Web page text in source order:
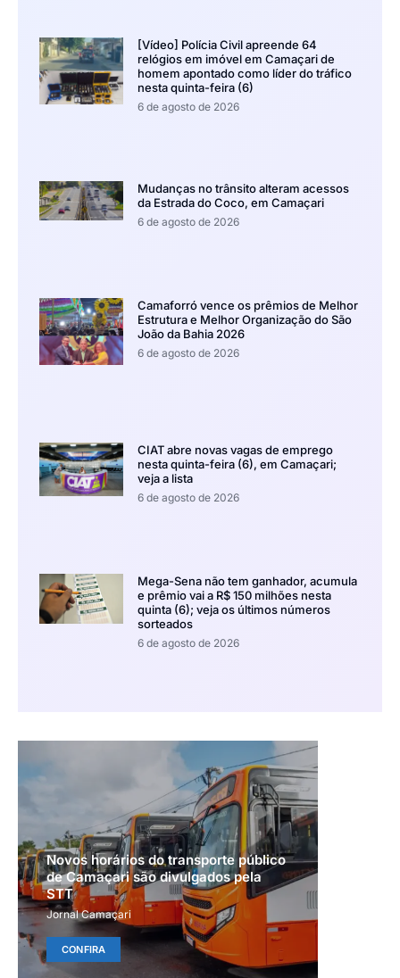
[Vídeo] Polícia Civil apreende 64
relógios em imóvel em Camaçari de
homem apontado como líder do tráfico
nesta quinta-feira (6)
6 de agosto de 2026
Mudanças no trânsito alteram acessos
da Estrada do Coco, em Camaçari
6 de agosto de 2026
Camaforró vence os prêmios de Melhor
Estrutura e Melhor Organização do São
João da Bahia 2026
6 de agosto de 2026
CIAT abre novas vagas de emprego
nesta quinta-feira (6), em Camaçari;
veja a lista
6 de agosto de 2026
Mega-Sena não tem ganhador, acumula
e prêmio vai a R$ 150 milhões nesta
quinta (6); veja os últimos números
sorteados
6 de agosto de 2026
Novos horários do transporte público
de Camaçari são divulgados pela
STT
Jornal Camaçari
CONFIRA